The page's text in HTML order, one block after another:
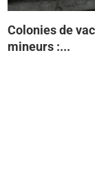
Colonies de
mineurs :...